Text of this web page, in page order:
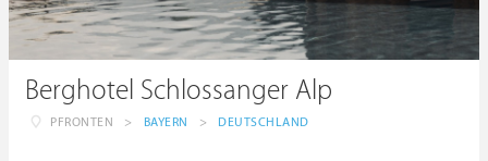
Berghotel Schlossanger Alp
PFRONTEN > BAYERN > DEUTSCHLAND